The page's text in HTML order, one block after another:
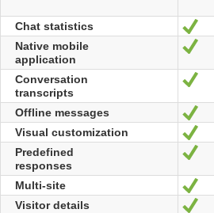
Chat statistics Sí
Native mobile
application
Conversation
transcripts
Sí
Offline messages
Visual customization
Sí
Predefined
responses
Multi-site Sí
Visitor details